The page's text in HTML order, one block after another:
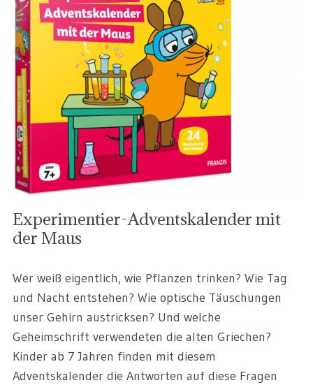
Experimentier-Adventskalender mit
der Maus
Wer weiß eigentlich, wie Pflanzen trinken? Wie Tag
und Nacht entstehen? Wie optische Täuschungen
unser Gehirn austricksen? Und welche
Geheimschrift verwendeten die alten Griechen?
Kinder ab 7 Jahren finden mit diesem
Adventskalender die Antworten auf diese Fragen